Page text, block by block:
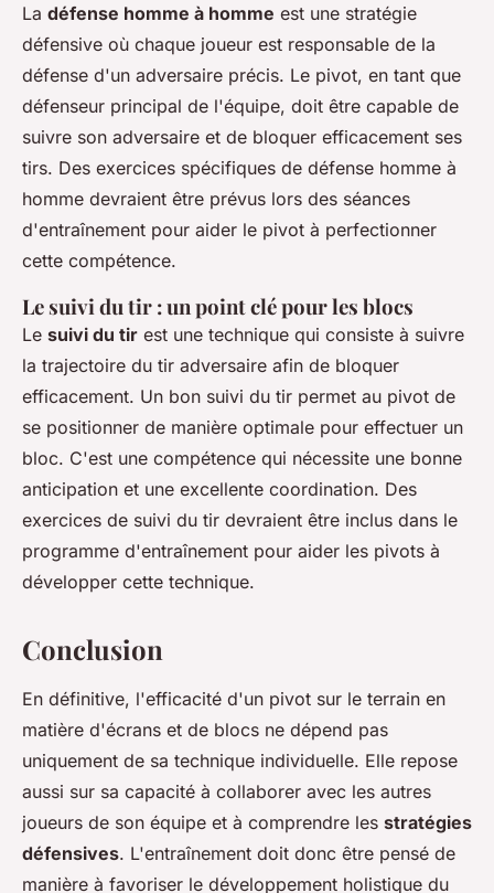
La défense homme à homme est une stratégie
défensive où chaque joueur est responsable de la
défense d'un adversaire précis. Le pivot, en tant que
défenseur principal de l'équipe, doit être capable de
suivre son adversaire et de bloquer efficacement ses
tirs. Des exercices spécifiques de défense homme à
homme devraient être prévus lors des séances
d'entraînement pour aider le pivot à perfectionner
cette compétence.
Le suivi du tir : un point clé pour les blocs
Le suivi du tir est une technique qui consiste à suivre
la trajectoire du tir adversaire afin de bloquer
efficacement. Un bon suivi du tir permet au pivot de
se positionner de manière optimale pour effectuer un
bloc. C'est une compétence qui nécessite une bonne
anticipation et une excellente coordination. Des
exercices de suivi du tir devraient être inclus dans le
programme d'entraînement pour aider les pivots à
développer cette technique.
Conclusion
En définitive, l'efficacité d'un pivot sur le terrain en
matière d'écrans et de blocs ne dépend pas
uniquement de sa technique individuelle. Elle repose
aussi sur sa capacité à collaborer avec les autres
joueurs de son équipe et à comprendre les stratégies
défensives. L'entraînement doit donc être pensé de
manière à favoriser le développement holistique du